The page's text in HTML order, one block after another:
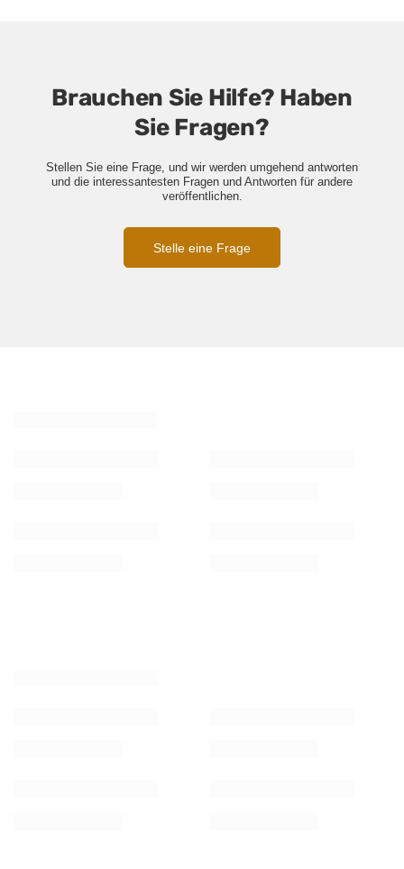
Brauchen Sie Hilfe? Haben
Sie Fragen?
Stellen Sie eine Frage, und wir werden umgehend antworten
und die interessantesten Fragen und Antworten für andere
veröffentlichen.
Stelle eine Frage